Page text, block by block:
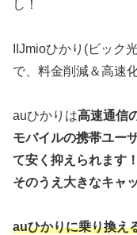
IIJmioひかり(ビック
で、料金削減＆高速
auひかりは高速通信
モバイルの携帯ユー
て安く抑えられます！
そのうえ大きなキャ
auひかりに乗り換え